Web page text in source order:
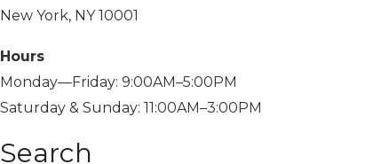
New York, NY 10001
Hours
Monday—Friday: 9:00AM–5:00PM
Saturday & Sunday: 11:00AM–3:00PM
Search